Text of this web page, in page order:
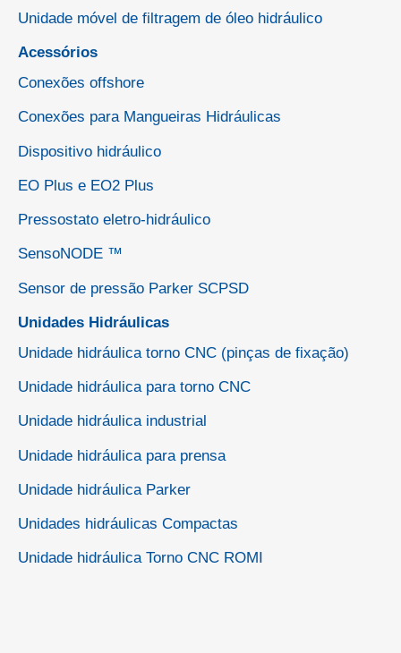
Unidade móvel de filtragem de óleo hidráulico
Acessórios
Conexões offshore
Conexões para Mangueiras Hidráulicas
Dispositivo hidráulico
EO Plus e EO2 Plus
Pressostato eletro-hidráulico
SensoNODE ™
Sensor de pressão Parker SCPSD
Unidades Hidráulicas
Unidade hidráulica torno CNC (pinças de fixação)
Unidade hidráulica para torno CNC
Unidade hidráulica industrial
Unidade hidráulica para prensa
Unidade hidráulica Parker
Unidades hidráulicas Compactas
Unidade hidráulica Torno CNC ROMI